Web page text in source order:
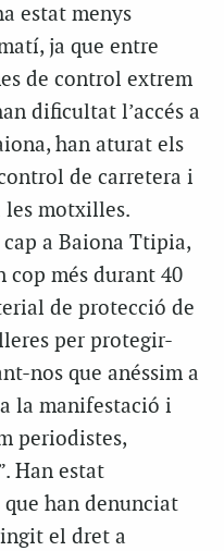
estat menys
ja que entre
de control extrem
dificultat l’accés a
han aturat els
de carretera i
motxilles.
a Baiona Ttipia,
cop més durant 40
de protecció de
per protegir-
nos que anéssim a
la manifestació i
periodistes,
Han estat
han denunciat
el dret a